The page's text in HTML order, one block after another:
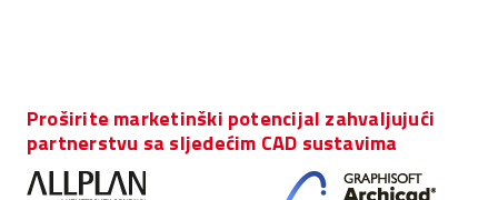
Proširite marketinški potencijal zahvaljujući
partnerstvu sa sljedećim CAD sustavima